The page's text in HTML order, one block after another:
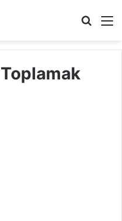
Arama
Toplamak